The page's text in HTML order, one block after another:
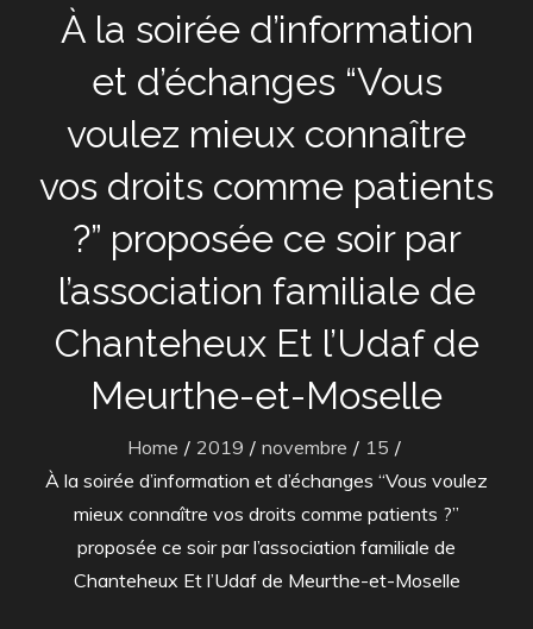
À la soirée d’information
et d’échanges “Vous
voulez mieux connaître
vos droits comme patients
?” proposée ce soir par
l’association familiale de
Chanteheux Et l’Udaf de
Meurthe-et-Moselle
Home 2019 novembre
15
À la soirée d’information et d’échanges “Vous voulez
mieux connaître vos droits comme patients ?”
proposée ce soir par l’association familiale de
Chanteheux Et l’Udaf de Meurthe-et-Moselle